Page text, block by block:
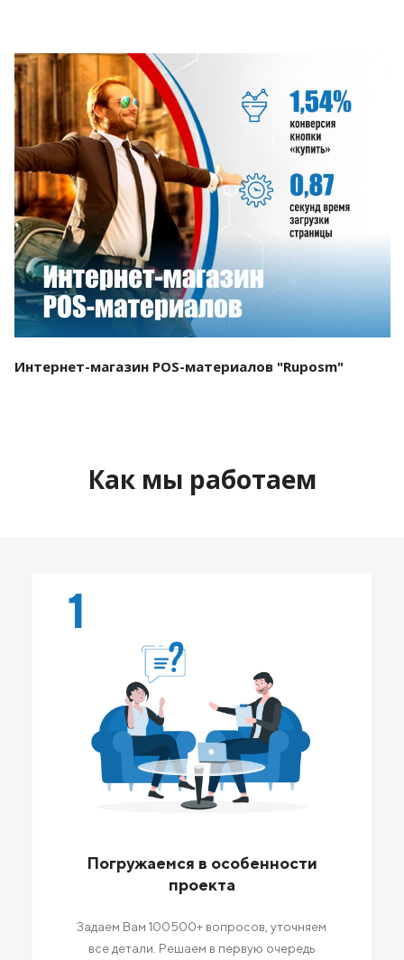
Смотреть проект
Интернет-магазин POS-материалов "Ruposm"
Как мы работаем
1
Погружаемся в особенности
проекта
Задаем Вам 100500+ вопросов, уточняем
все детали. Решаем в первую очередь